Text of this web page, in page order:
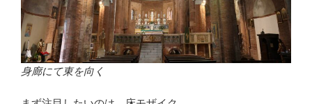
身廊にて東を向く